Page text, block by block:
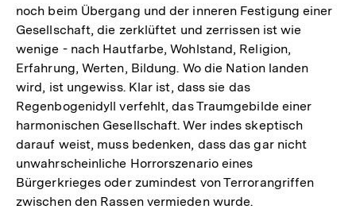
noch beim Übergang und der inneren Festigung einer
Gesellschaft, die zerklüftet und zerrissen ist wie
wenige - nach Hautfarbe, Wohlstand, Religion,
Erfahrung, Werten, Bildung. Wo die Nation landen
wird, ist ungewiss. Klar ist, dass sie das
Regenbogenidyll verfehlt, das Traumgebilde einer
harmonischen Gesellschaft. Wer indes skeptisch
darauf weist, muss bedenken, dass das gar nicht
unwahrscheinliche Horrorszenario eines
Bürgerkrieges oder zumindest von Terrorangriffen
zwischen den Rassen vermieden wurde.